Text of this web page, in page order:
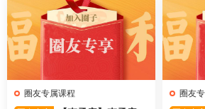
圈友专属课程
圈友